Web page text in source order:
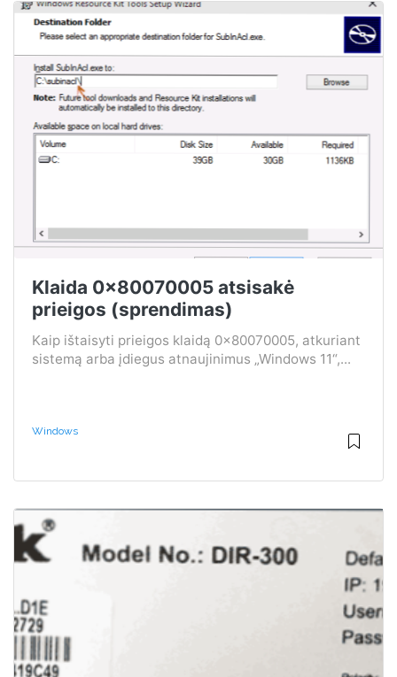
Klaida 0x80070005 atsisakė
prieigos (sprendimas)
Kaip ištaisyti prieigos klaidą 0x80070005, atkuriant
sistemą arba įdiegus atnaujinimus „Windows 11“,...
Windows